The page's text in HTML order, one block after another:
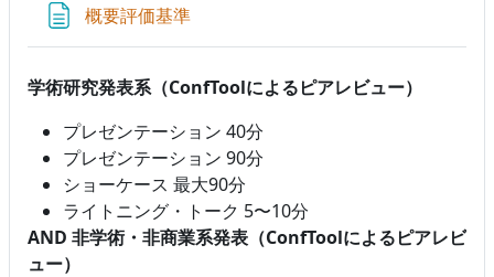
概要評価基準ページ
学術研究発表系（ConfToolによるピアレビュー）
プレゼンテーション 40分
プレゼンテーション 90分
ショーケース 最大90分
ライトニング・トーク 5〜10分
AND 非学術・非商業系発表（ConfToolによるピアレビ
ュー）